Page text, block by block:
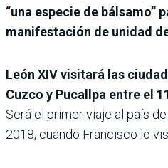
“una especie de bálsamo”
manifestación de unidad
León XIV visitará las
Cuzco y Pucallpa entre el
Será el primer viaje al país
2018, cuando Francisco lo